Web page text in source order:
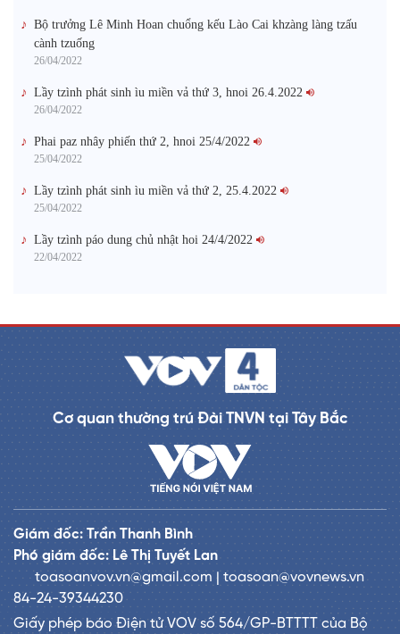
Bộ trưởng Lê Minh Hoan chuổng kếu Lào Cai khzàng làng tzấu
cành tzuống​
26/04/2022
Lầy tzình phát sinh ìu miền vả thứ 3, hnoi 26.4.2022
26/04/2022
Phai paz nhây phiến thứ 2, hnoi 25/4/2022
25/04/2022
Lầy tzình phát sinh ìu miền vả thứ 2, 25.4.2022
25/04/2022
Lầy tzình páo dung chủ nhật hoi 24/4/2022
22/04/2022
Cơ quan thường trú Đài TNVN tại Tây Bắc
Giám đốc: Trần Thanh Bình
Phó giám đốc: Lê Thị Tuyết Lan
toasoanvov.vn@gmail.com | toasoan@vovnews.vn
84-24-39344230
Giấy phép báo Điện tử VOV số 564/GP-BTTTT của Bộ